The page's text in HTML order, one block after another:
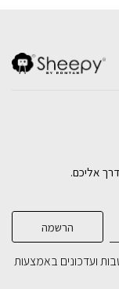
אליכם.
ועדכונים באמצעות